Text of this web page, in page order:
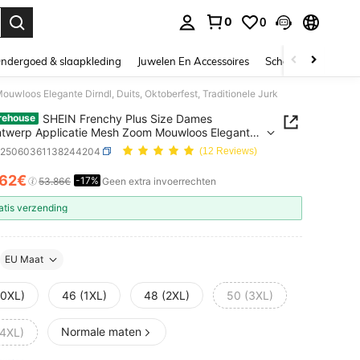
0 0
& slaapkleding Juwelen En Accessoires Schoonheid &
Elegante Dirndl, Duits, Oktoberfest, Traditionele Jurk
SHEIN Frenchy Plus Size Dames
Applicatie Mesh Zoom Mouwloos Elegante
Duits, Oktoberfest, Traditionele Jurk
(12 Reviews)
AND AVAILABILITY
53.86€ -17% Geen extra invoerrechten
verzending
EU Maat
46 (1XL) 48 (2XL) 50 (3XL)
Normale maten